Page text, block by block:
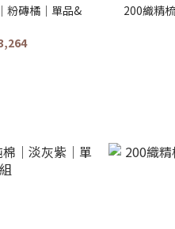
粉磚橘｜單品&
200織精